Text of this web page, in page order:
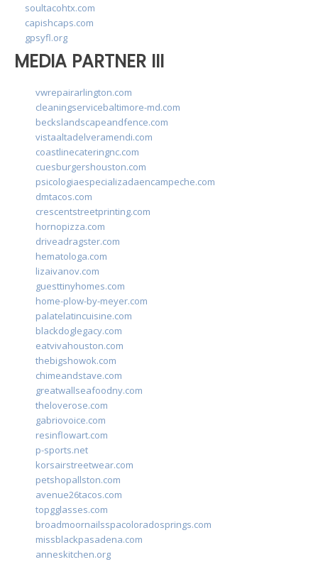
soultacohtx.com
capishcaps.com
gpsyfl.org
MEDIA PARTNER III
vwrepairarlington.com
cleaningservicebaltimore-md.com
beckslandscapeandfence.com
vistaaltadelveramendi.com
coastlinecateringnc.com
cuesburgershouston.com
psicologiaespecializadaencampeche.com
dmtacos.com
crescentstreetprinting.com
hornopizza.com
driveadragster.com
hematologa.com
lizaivanov.com
guesttinyhomes.com
home-plow-by-meyer.com
palatelatincuisine.com
blackdoglegacy.com
eatvivahouston.com
thebigshowok.com
chimeandstave.com
greatwallseafoodny.com
theloverose.com
gabriovoice.com
resinflowart.com
p-sports.net
korsairstreetwear.com
petshopallston.com
avenue26tacos.com
topgglasses.com
broadmoornailsspacoloradosprings.com
missblackpasadena.com
anneskitchen.org